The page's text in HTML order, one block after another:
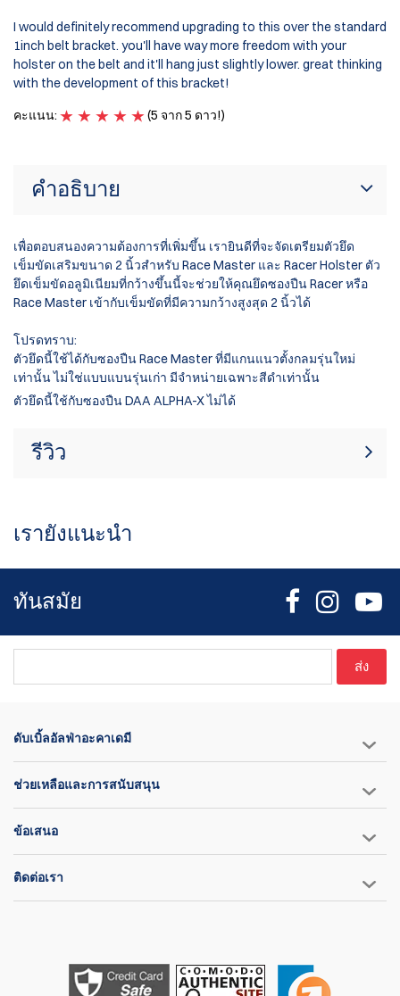
I would definitely recommend upgrading to this over the standard
1inch belt bracket. you'll have way more freedom with your
holster on the belt and it'll hang just slightly lower. great thinking
with the development of this bracket!
คะแนน:
(5 จาก 5 ดาว!)
คำอธิบาย
เพื่อตอบสนองความต้องการที่เพิ่มขึ้น เรายินดีที่จะจัดเตรียมตัวยึด
เข็มขัดเสริมขนาด 2 นิ้วสำหรับ Race Master และ Racer Holster ตัว
ยึดเข็มขัดอลูมิเนียมที่กว้างขึ้นนี้จะช่วยให้คุณยึดซองปืน Racer หรือ
Race Master เข้ากับเข็มขัดที่มีความกว้างสูงสุด 2 นิ้วได้
โปรดทราบ:
ตัวยึดนี้ใช้ได้กับซองปืน Race Master ที่มีแกนแนวตั้งกลมรุ่นใหม่
เท่านั้น ไม่ใช่แบบแบนรุ่นเก่า มีจำหน่ายเฉพาะสีดำเท่านั้น
ตัวยึดนี้ใช้กับซองปืน DAA ALPHA-X ไม่ได้
รีวิว
เขียนรีวิว
เรายังแนะนำ
ทันสมัย
ส่ง
ดับเบิ้ลอัลฟ่าอะคาเดมี
ช่วยเหลือและการสนับสนุน
ข้อเสนอ
ติดต่อเรา